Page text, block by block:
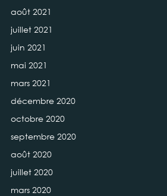
août 2021
juillet 2021
juin 2021
mai 2021
mars 2021
décembre 2020
octobre 2020
septembre 2020
août 2020
juillet 2020
mars 2020